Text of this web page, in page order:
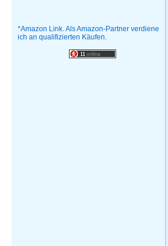
*Amazon Link. Als Amazon-Partner verdiene
ich an qualifizierten Käufen.